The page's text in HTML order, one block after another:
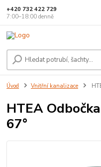
+420 732 422 729
7:00–18:00 denně
Úvod Vnitřní kanalizace
HTEA
67°